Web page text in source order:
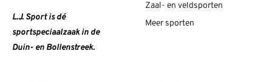
L.J. Sport is dé
sportspeciaalzaak in de
Duin- en Bollenstreek.
Zaal- en veldsporten
Meer sporten